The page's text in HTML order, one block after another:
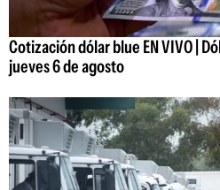
Cotización dólar blue EN VIVO |
jueves 6 de agosto